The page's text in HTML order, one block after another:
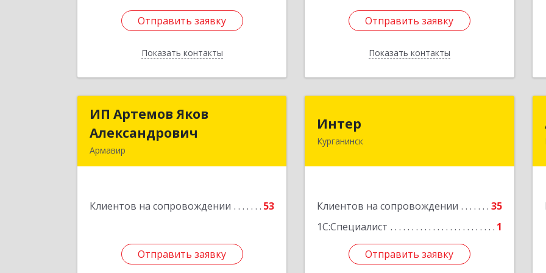
Отправить заявку
Показать контакты
Отправить заявку
Назад
Отправить заявку
Показать контакты
Отправить заявку
Назад
ИП Артемов Яков
Александрович
Армавир
Клиентов на сопровождении 53
Отправить заявку
ИП Артемов Яков
Александрович
Отправить заявку
Интер
Курганинск
Клиентов на сопровождении
35
1С:Специалист
1
Отправить заявку
352430, Краснодарский край,
Подробнее
Отправить заявку